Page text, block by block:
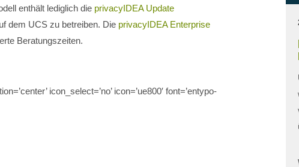
enthält lediglich die privacyIDEA Update
dem UCS zu betreiben. Die privacyIDEA Enterprise
Beratungszeiten.
icon_select=’no’ icon=’ue800′ font=’entypo-